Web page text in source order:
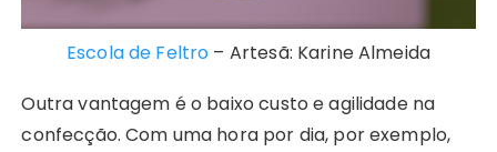
Escola de Feltro – Artesã: Karine Almeida
Outra vantagem é o baixo custo e agilidade na
confecção. Com uma hora por dia, por exemplo,